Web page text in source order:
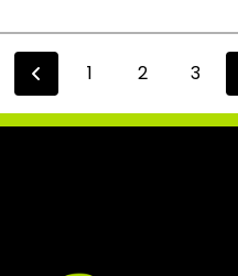
1 2 3